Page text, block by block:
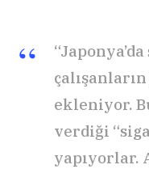
ekleniyor.
verdiği
yapıyorlar.